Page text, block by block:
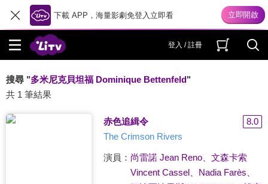
下載 APP，海量影劇免登入立即看
登入 / 註冊
搜尋 "多米尼克貝坦福 Dominique Bettenfeld"
共 1 筆結果
赤色追緝令
8.0
The Crimson Rivers
演員： 尚雷諾 Jean Reno、 文森卡索
Vincent Cassel、 Nadia Farès